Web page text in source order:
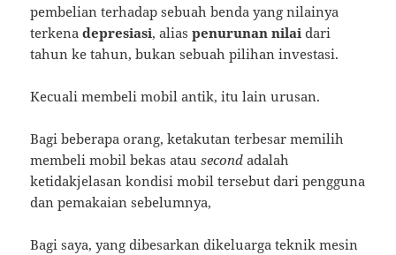
pembelian terhadap sebuah benda yang nilainya
terkenadepresiasi, aliaspenurunan nilai dari
tahun ke tahun, bukan sebuah pilihan investasi.
Kecuali membeli mobil antik, itu lain urusan.
Bagi beberapa orang, ketakutan terbesar memilih
membeli mobil bekas atausecond adalah
ketidakjelasan kondisi mobil tersebut dari pengguna
dan pemakaian sebelumnya,
Bagi saya, yang dibesarkan dikeluarga teknik mesin